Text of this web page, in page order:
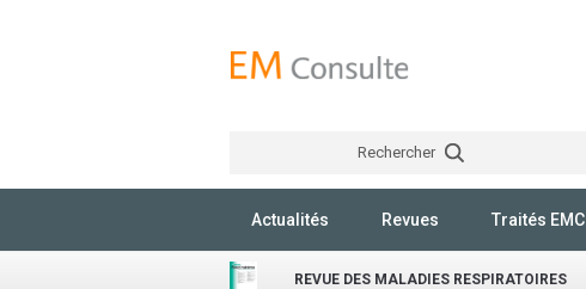
Rechercher
Actualités Revues Traités EMC
REVUE DES MALADIES RESPIRATOIRES